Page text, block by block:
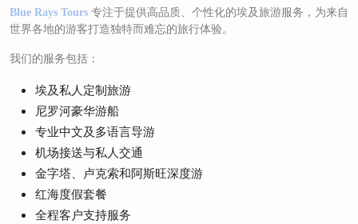
Blue Rays Tours 专注于提供高品质、个性化的埃及旅游服务，为来自
世界各地的游客打造独特而难忘的旅行体验。
我们的服务包括：
埃及私人定制旅游
尼罗河豪华游船
专业中文及多语言导游
机场接送与私人交通
金字塔、卢克索和阿斯旺深度游
红海度假套餐
全程客户支持服务